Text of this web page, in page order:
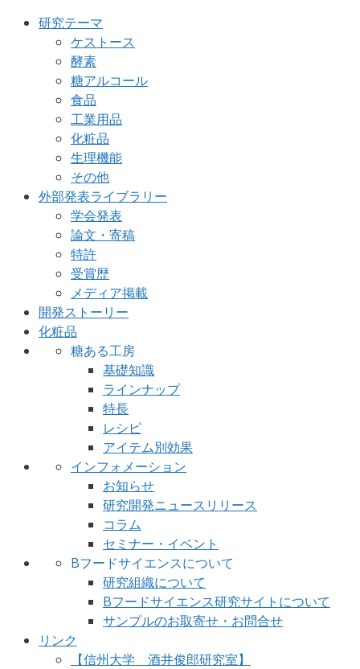
研究テーマ
ケストース
酵素
糖アルコール
食品
工業用品
化粧品
生理機能
その他
外部発表ライブラリー
学会発表
論文・寄稿
特許
受賞歴
メディア掲載
開発ストーリー
化粧品
糖ある工房
基礎知識
ラインナップ
特長
レシピ
アイテム別効果
インフォメーション
お知らせ
研究開発ニュースリリース
コラム
セミナー・イベント
Bフードサイエンスについて
研究組織について
Bフードサイエンス研究サイトについて
サンプルのお取寄せ・お問合せ
リンク
【信州大学 酒井俊郎研究室】